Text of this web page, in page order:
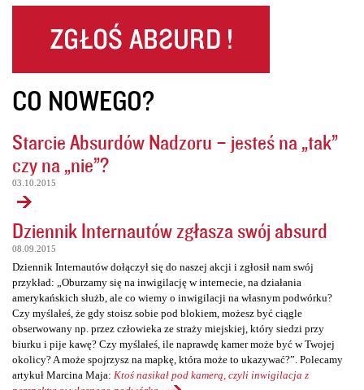
CO NOWEGO?
Starcie Absurdów Nadzoru – jesteś na „tak”
czy na „nie”?
03.10.2015
Dziennik Internautów zgłasza swój absurd
08.09.2015
Dziennik Internautów dołączył się do naszej akcji i zgłosił nam swój
przykład: „Oburzamy się na inwigilację w internecie, na działania
amerykańskich służb, ale co wiemy o inwigilacji na własnym podwórku?
Czy myślałeś, że gdy stoisz sobie pod blokiem, możesz być ciągle
obserwowany np. przez człowieka ze straży miejskiej, który siedzi przy
biurku i pije kawę? Czy myślałeś, ile naprawdę kamer może być w Twojej
okolicy? A może spojrzysz na mapkę, która może to ukazywać?”. Polecamy
artykuł Marcina Maja: Ktoś nasikał pod kamerą, czyli inwigilacja z